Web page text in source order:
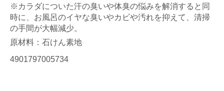
※カラダについた汗の臭いや体臭の悩みを解消すると同
時に、お風呂のイヤな臭いやカビや汚れを抑えて、清掃
の手間が大幅減少。
原材料：石けん素地
4901797005734